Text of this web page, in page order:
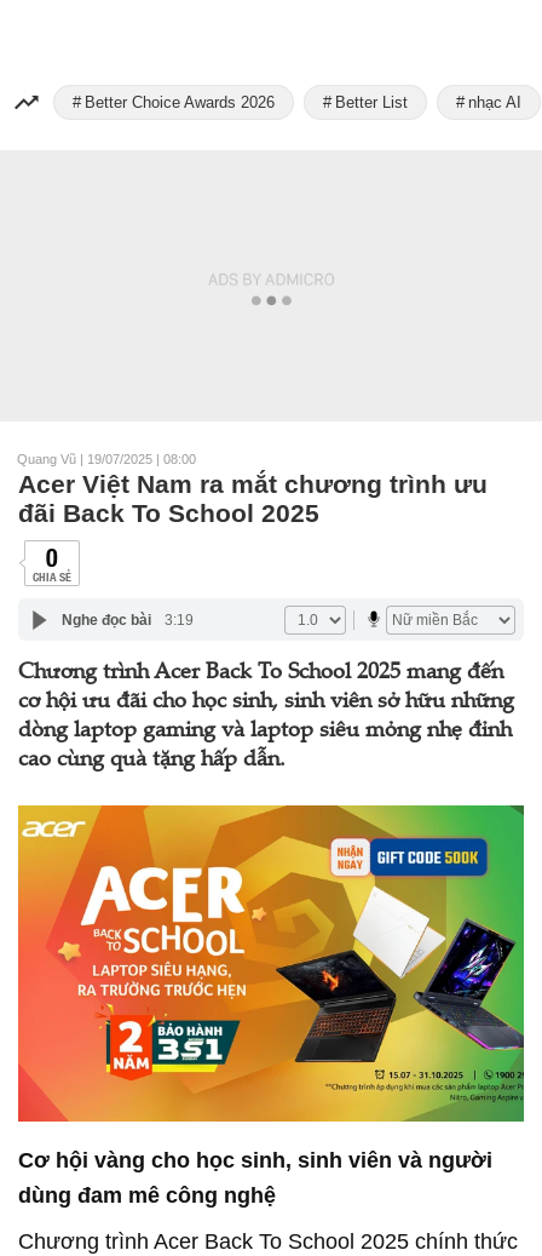
Better Choice Awards 2026 Better List nhạc AI
Quang Vũ | 19/07/2025 | 08:00
Acer Việt Nam ra mắt chương trình ưu
đãi Back To School 2025
0
CHIA SẺ
Nghe đọc bài 3:19
Chương trình Acer Back To School 2025 mang đến
cơ hội ưu đãi cho học sinh, sinh viên sở hữu những
dòng laptop gaming và laptop siêu mỏng nhẹ đỉnh
cao cùng quà tặng hấp dẫn.
Cơ hội vàng cho học sinh, sinh viên và người
dùng đam mê công nghệ
Chương trình Acer Back To School 2025 chính thức